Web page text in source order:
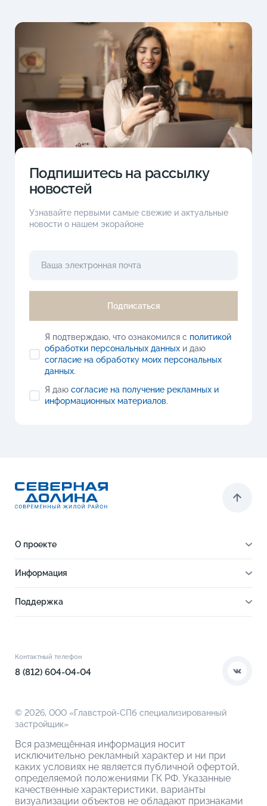
Подпишитесь на рассылку
новостей
Узнавайте первыми самые свежие и актуальные
новости о нашем экорайоне
Подписаться
Я подтверждаю, что ознакомился с политикой
обработки персональных данныхи даю
согласие на обработку моих персональных
данных.
Я даю согласие на получение рекламных и
информационных материалов.
О проекте
Инфраструктура
Благоустройство
Информация
Поддержка
О компании
Контактный телефон
8 (812) 604-04-04
© 2026, ООО «Главстрой-СПб специализированный
застройщик»
Вся размещённая информация носит
исключительно рекламный характер и ни при
каких условиях не является публичной офертой,
определяемой положениями ГК РФ. Указанные
качественные характеристики, варианты
визуализации объектов не обладают признаками